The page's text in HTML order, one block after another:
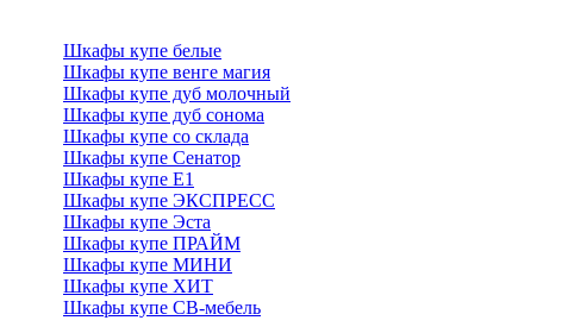
Шкафы купе белые
Шкафы купе венге магия
Шкафы купе дуб молочный
Шкафы купе дуб сонома
Шкафы купе со склада
Шкафы купе Сенатор
Шкафы купе Е1
Шкафы купе ЭКСПРЕСС
Шкафы купе Эста
Шкафы купе ПРАЙМ
Шкафы купе МИНИ
Шкафы купе ХИТ
Шкафы купе СВ-мебель